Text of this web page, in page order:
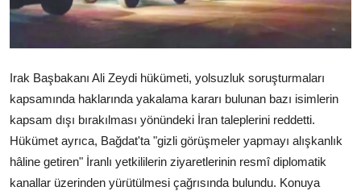
Irak Başbakanı Ali Zeydi hükümeti, yolsuzluk soruşturmaları
kapsamında haklarında yakalama kararı bulunan bazı isimlerin
kapsam dışı bırakılması yönündeki İran taleplerini reddetti.
Hükümet ayrıca, Bağdat'ta "gizli görüşmeler yapmayı alışkanlık
hâline getiren" İranlı yetkililerin ziyaretlerinin resmî diplomatik
kanallar üzerinden yürütülmesi çağrısında bulundu. Konuya